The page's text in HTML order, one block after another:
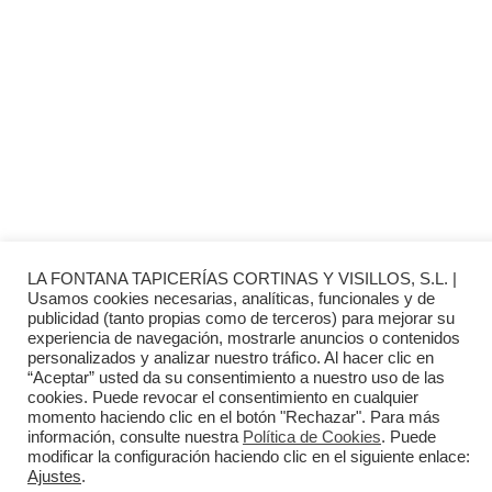
Aviso Legal
Política de Privacidad
Política de Cookies
Diseño web: The Digital Zone
LA FONTANA TAPICERÍAS CORTINAS Y VISILLOS, S.L. |
Usamos cookies necesarias, analíticas, funcionales y de
publicidad (tanto propias como de terceros) para mejorar su
experiencia de navegación, mostrarle anuncios o contenidos
personalizados y analizar nuestro tráfico. Al hacer clic en
“Aceptar” usted da su consentimiento a nuestro uso de las
cookies. Puede revocar el consentimiento en cualquier
momento haciendo clic en el botón "Rechazar". Para más
información, consulte nuestra Política de Cookies. Puede
modificar la configuración haciendo clic en el siguiente enlace:
Ajustes.